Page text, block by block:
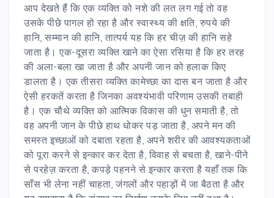
आप देखते हैं कि एक व्यक्ति को नशे की लत लग गई तो वह
उसके पीछे पागल हो रहा है और स्वास्थ्य की क्षति, रुपये की
हानि, सम्मान की हानि, तात्पर्य यह कि हर चीज़ की हानि सहे
जाता है। एक-दूसरा व्यक्ति खाने का ऐसा रसिया है कि हर तरह
की अला-बला खा जाता है और अपनी जान को हलाक किए
डालता है। एक तीसरा व्यक्ति कामेच्छा का दास बन जाता है और
ऐसी हरकतें करता है जिनका अवश्यंभावी परिणाम उसकी तबाही
है। एक चौथे व्यक्ति को आत्मिक विकास की धुन समाती है, तो
वह अपनी जान के पीछे हाथ धोकर पड़ जाता है, अपने मन की
समस्त इच्छाओं को दबाता रहता है, अपने शरीर की आवश्यकताओं
को पूरा करने से इन्कार कर देता है, विवाह से बचता है, खाने-पीने
से परहेज़ करता है, कपड़े पहनने से इन्कार करता है यहाँ तक कि
साँस भी लेना नहीं चाहता, जंगलों और पहाड़ों में जा बैठता है और